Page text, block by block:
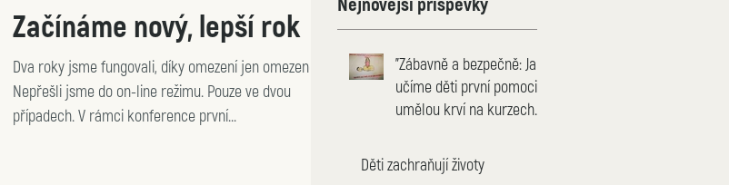
Začínáme nový, lepší rok
Dva roky jsme fungovali, díky omezení jen omezeně.
Nepřešli jsme do on-line režimu. Pouze ve dvou
případech. V rámci konference první...
"Zábavně a bezpečně: Jak
učíme děti první pomoci s
umělou krví na kurzech
Děti zachraňují životy